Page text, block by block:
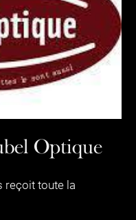
Optique
reçoit toute la